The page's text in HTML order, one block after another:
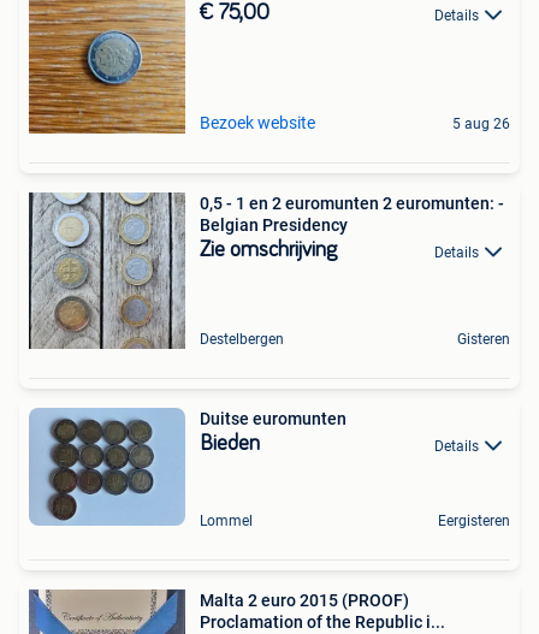
€ 75,00 Details
Bezoek website 5 aug 26
0,5 - 1 en 2 euromunten 2 euromunten: -
Belgian Presidency
Zie omschrijving Details
Destelbergen Gisteren
Duitse euromunten
Bieden Details
Lommel Eergisteren
Malta 2 euro 2015 (PROOF)
Proclamation of the Republic i...